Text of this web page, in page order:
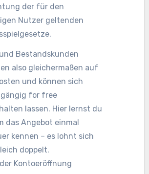
der für den
Nutzer geltenden
Bestandskunden
also gleichermaßen auf
und können sich
for free
lassen. Hier lernst du
das Angebot einmal
kennen – es lohnt sich
doppelt.
Kontoeröffnung